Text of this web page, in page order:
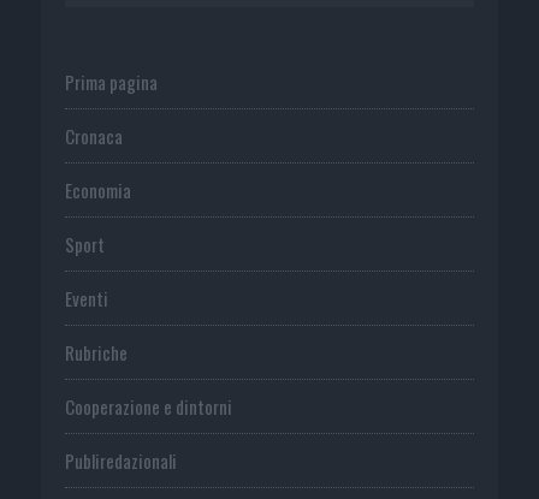
Prima pagina
Cronaca
Economia
Sport
Eventi
Rubriche
Cooperazione e dintorni
Publiredazionali